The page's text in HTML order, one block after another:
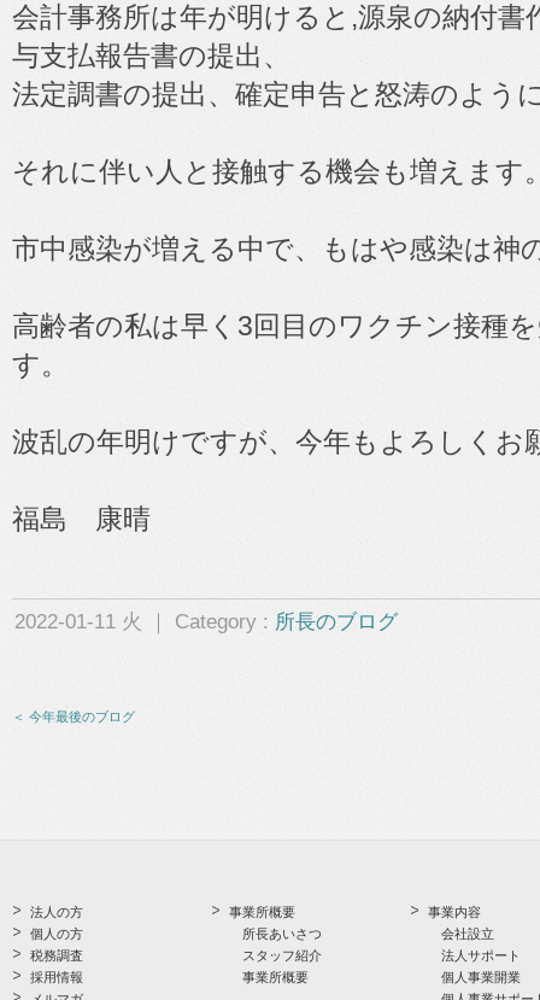
会計事務所は年が明けると,源泉の納付書
与支払報告書の提出、
法定調書の提出、確定申告と怒涛のよう
それに伴い人と接触する機会も増えます
市中感染が増える中で、もはや感染は神
高齢者の私は早く3回目のワクチン接種
す。
波乱の年明けですが、今年もよろしくお
福島 康晴
2022-01-11 火 ｜ Category : 所長のブログ
＜ 今年最後のブログ
法人の方
個人の方
税務調査
採用情報
事業所概要
所長あいさつ
スタッフ紹介
事業所概要
事業内容
会社設立
法人サポート
個人事業開業